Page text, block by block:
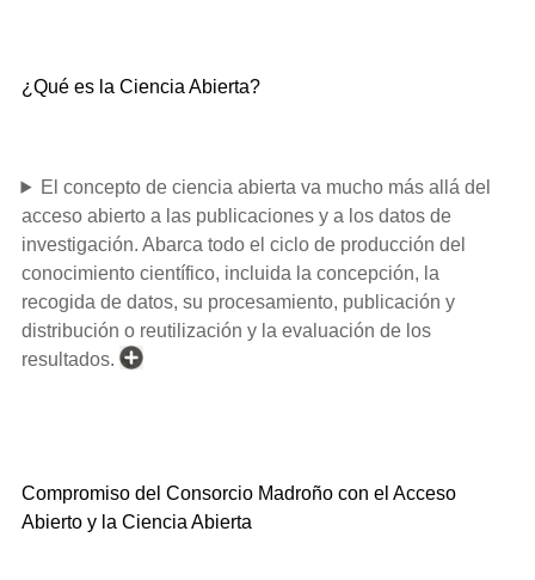
¿Qué es la Ciencia Abierta?
El concepto de ciencia abierta va mucho más allá del
acceso abierto a las publicaciones y a los datos de
investigación. Abarca todo el ciclo de producción del
conocimiento científico, incluida la concepción, la
recogida de datos, su procesamiento, publicación y
distribución o reutilización y la evaluación de los
resultados.
Compromiso del Consorcio Madroño con el Acceso
Abierto y la Ciencia Abierta